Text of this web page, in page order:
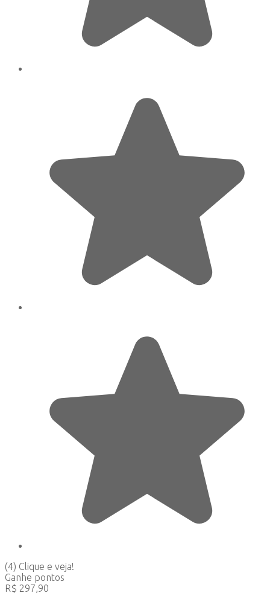
(4) Clique e veja!
Ganhe pontos
R$ 297,90